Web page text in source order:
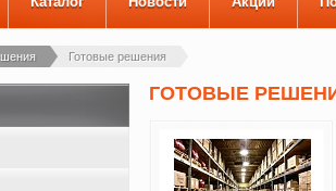
Готовые решения
ГОТОВЫЕ